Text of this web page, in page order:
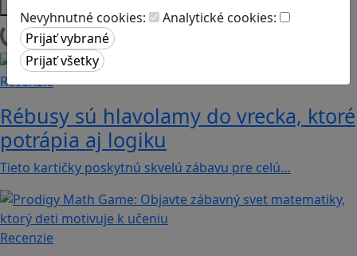
Nevyhnutné cookies:
Analytické cookies:
Načítam blogy
Recenzie
Rébusy sú hlavolamy do vrecka, ktoré
potrápia aj logiku
Tieto kartičky poskytnú skvelú zábavu pre celú…
Recenzie